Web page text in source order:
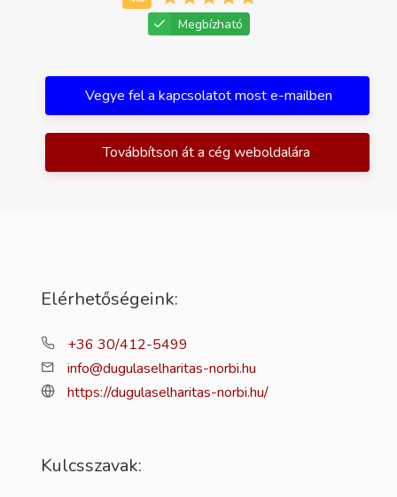
Megbízható
Vegye fel a kapcsolatot most e-mailben
Továbbítson át a cég weboldalára
Elérhetőségeink:
+36 30/412-5499
info@dugulaselharitas-norbi.hu
https://dugulaselharitas-norbi.hu/
Kulcsszavak: